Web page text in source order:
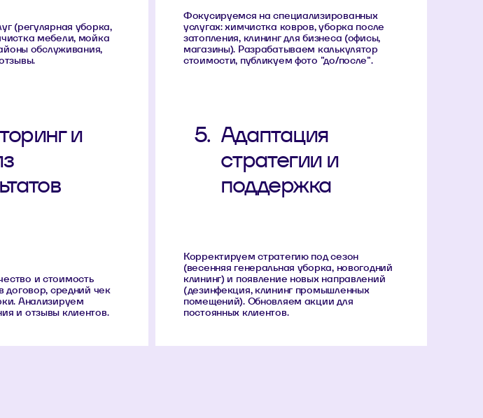
(регулярная уборка,
мебели, мойка
обслуживания,
Фокусируемся на специализированных
услугах: химчистка ковров, уборка после
затопления, клининг для бизнеса (офисы,
магазины). Разрабатываем калькулятор
стоимости, публикуем фото "до/после".
и
и стоимость
договор, средний чек
Анализируем
и отзывы клиентов.
5. Адаптация
стратегии и
поддержка
Корректируем стратегию под сезон
(весенняя генеральная уборка, новогодний
клининг) и появление новых направлений
(дезинфекция, клининг промышленных
помещений). Обновляем акции для
постоянных клиентов.